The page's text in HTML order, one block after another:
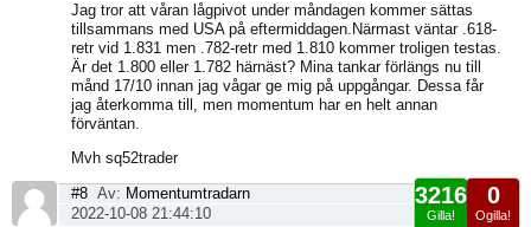
Jag tror att våran lågpivot under måndagen kommer sättas
tillsammans med USA på eftermiddagen.Närmast väntar .618-
retr vid 1.831 men .782-retr med 1.810 kommer troligen testas.
Är det 1.800 eller 1.782 härnäst? Mina tankar förlängs nu till
månd 17/10 innan jag vågar ge mig på uppgångar. Dessa får
jag återkomma till, men momentum har en helt annan
förväntan.
Mvh sq52trader
0
Ogilla!
3216
Gilla!
#8 Av: Momentumtradarn
2022-10-08 21:44:10